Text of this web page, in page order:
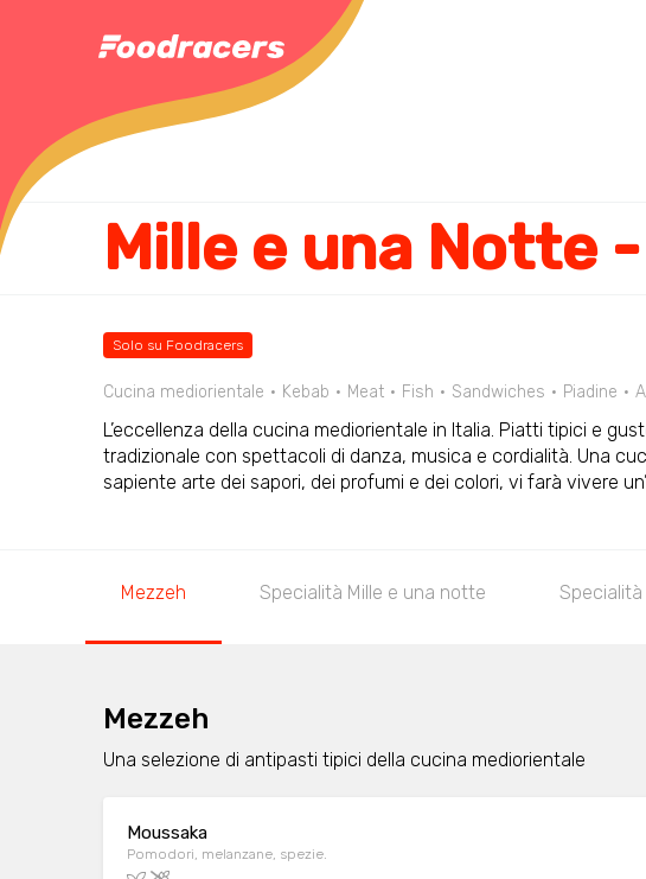
Solo su Foodracers
Cucina mediorientale Kebab Meat Fish Sandwiches Piadine
L’eccellenza della cucina mediorientale in Italia. Piatti tipici e
tradizionale con spettacoli di danza, musica e cordialità. Una
sapiente arte dei sapori, dei profumi e dei colori, vi farà vivere
Mezzeh Specialità Mille e una notte
Mezzeh
Una selezione di antipasti tipici della cucina mediorientale
Moussaka
Pomodori, melanzane, spezie.